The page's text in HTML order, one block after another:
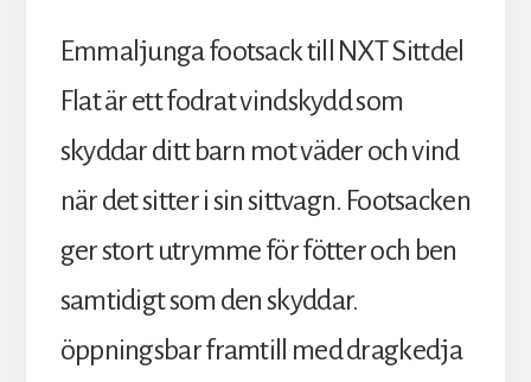
Emmaljunga footsack till NXT Sittdel
Flat är ett fodrat vindskydd som
skyddar ditt barn mot väder och vind
när det sitter i sin sittvagn. Footsacken
ger stort utrymme för fötter och ben
samtidigt som den skyddar.
öppningsbar framtill med dragkedja